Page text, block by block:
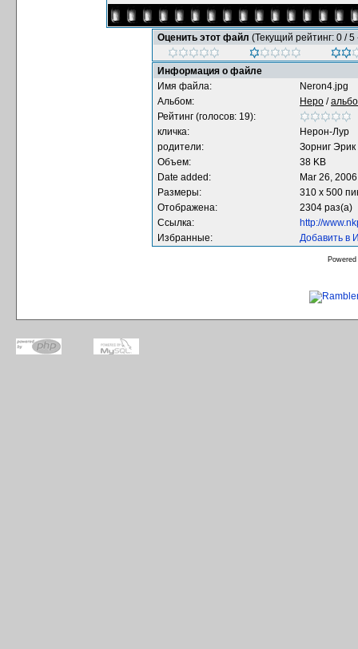
Оценить этот файл (Текущий рейтинг: 0 / 5
Информация о файле
Имя файла:
Neron4.jpg
Альбом:
Неро /
Рейтинг (голосов: 19):
кличка:
Нерон-Лур
родители:
Зорниг Эрик
Объем:
38 KB
Date added:
Mar 26, 2006
Размеры:
310 x 500
Отображена:
2304 раз(а)
Ссылка:
http://
Избранные:
Добавить в